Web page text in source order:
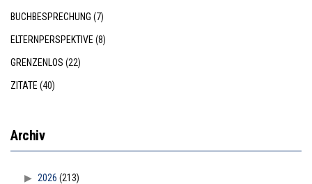
BUCHBESPRECHUNG (7)
ELTERNPERSPEKTIVE (8)
GRENZENLOS (22)
ZITATE (40)
Archiv
2026 (213)